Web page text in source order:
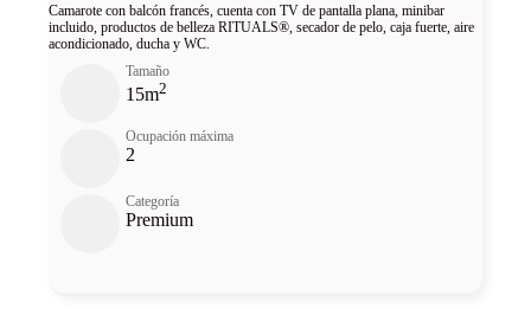
Camarote con balcón francés, cuenta con TV de pantalla plana, minibar
incluido, productos de belleza RITUALS®, secador de pelo, caja fuerte, aire
acondicionado, ducha y WC.
Tamaño
15m2
Ocupación máxima
2
Categoría
Premium